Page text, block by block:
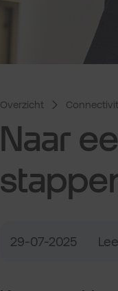
Overzicht
Naar
29-07-2025